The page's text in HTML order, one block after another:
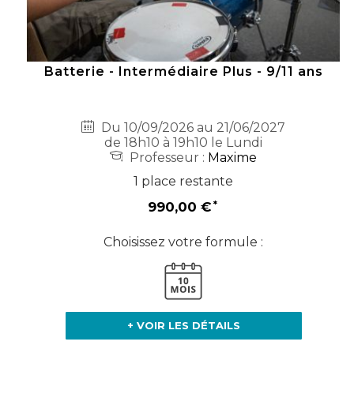
Batterie - Intermédiaire Plus - 9/11 ans
Du 10/09/2026 au 21/06/2027
de 18h10 à 19h10 le Lundi
Professeur : Maxime
1 place restante
990,00 €
Choisissez votre formule :
+ VOIR LES DÉTAILS